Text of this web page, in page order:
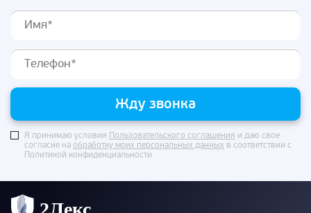
Жду звонка
Я принимаю условия Пользовательского соглашения и даю свое
согласие на обработку моих персональных данных в соответствии с
Политикой конфиденциальности